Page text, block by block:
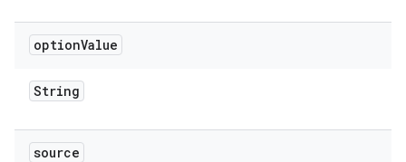
optionValue
String
source